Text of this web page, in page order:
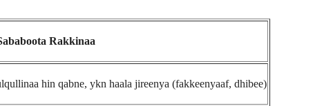
Rakkinaa
hin qabne, ykn haala jireenya (fakkeenyaaf, dhibee)